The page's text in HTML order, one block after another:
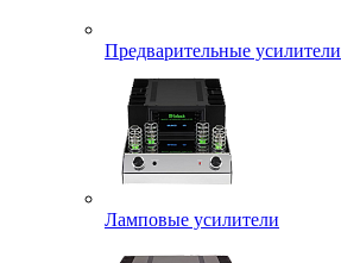
Предварительные усилители
Ламповые усилители